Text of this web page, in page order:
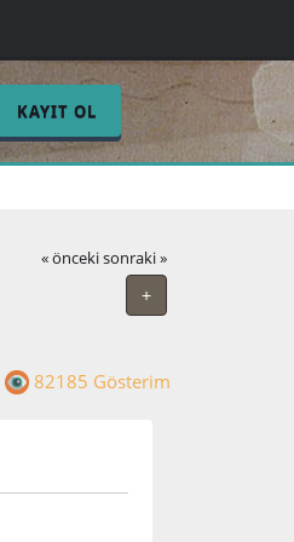
KAYIT OL
« önceki sonraki »
+
82185 Gösterim